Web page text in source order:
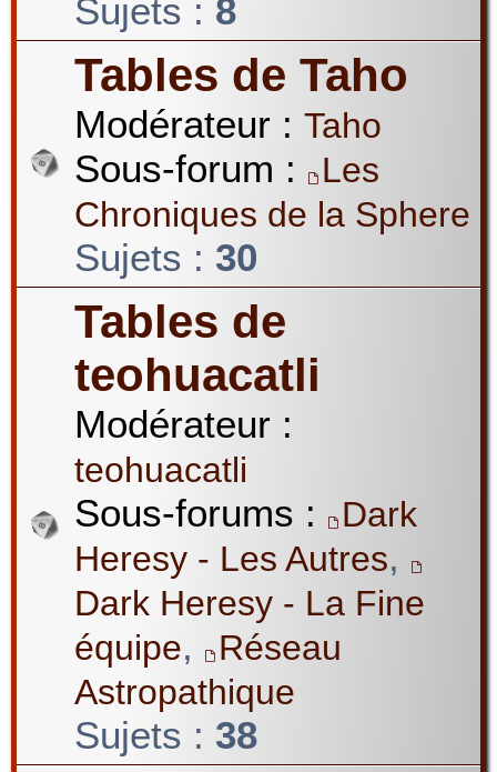
Sujets : 8
Tables de Taho
Modérateur : Taho
Sous-forum :
Les
Chroniques de la Sphere
Sujets : 30
Tables de
teohuacatli
Modérateur :
teohuacatli
Sous-forums :
Dark
Heresy - Les Autres,
Dark Heresy - La Fine
équipe,
Réseau
Astropathique
Sujets : 38